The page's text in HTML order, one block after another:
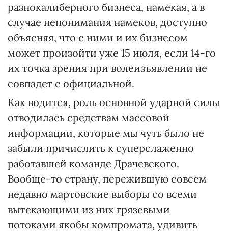
разнокалиберного бизнеса, намекая, а в
случае непонимания намеков, доступно
объясняя, что с ними и их бизнесом
может произойти уже 15 июля, если 14-го
их точка зрения при волеизъявлении не
совпадет с официальной.
Как водится, роль основной ударной силы
отводилась средствам массовой
информации, которые мы чуть было не
забыли причислить к суперслаженно
работавшей команде Драчевского.
Вообще-то страну, пережившую совсем
недавно мартовские выборы со всеми
вытекающими из них грязевыми
потоками якобы компромата, удивить